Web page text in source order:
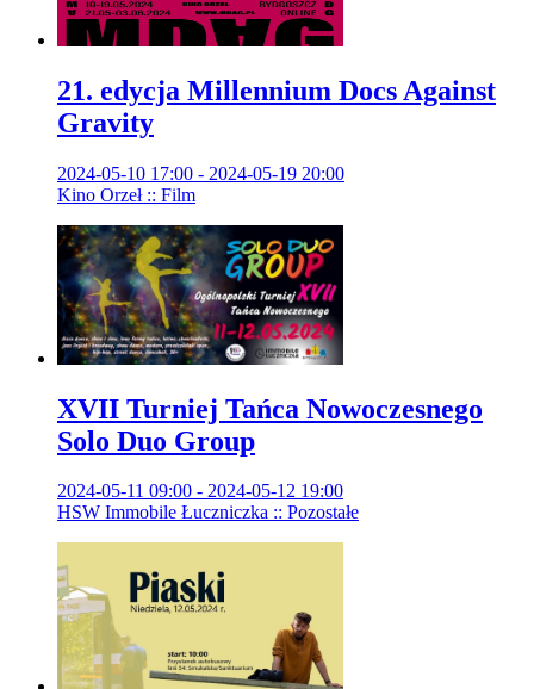
21. edycja Millennium Docs Against
Gravity
2024-05-10 17:00 - 2024-05-19 20:00
Kino Orzeł :: Film
XVII Turniej Tańca Nowoczesnego
Solo Duo Group
2024-05-11 09:00 - 2024-05-12 19:00
HSW Immobile Łuczniczka :: Pozostałe